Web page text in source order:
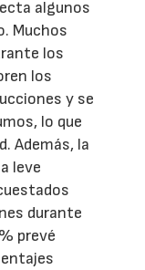
algunos
Muchos
los
los
y se
lo que
Además, la
leve
durante
prevé